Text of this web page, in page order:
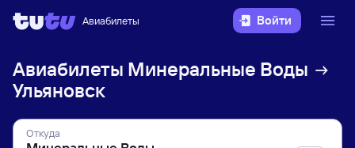
Авиабилеты Войти
Авиабилеты Минеральные Воды
Ульяновск
Откуда